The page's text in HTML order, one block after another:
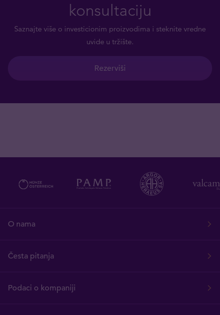
konsultaciju
Saznajte više o investicionim proizvodima i steknite vredne
uvide u tržište.
Rezerviši
O nama
Česta pitanja
Podaci o kompaniji